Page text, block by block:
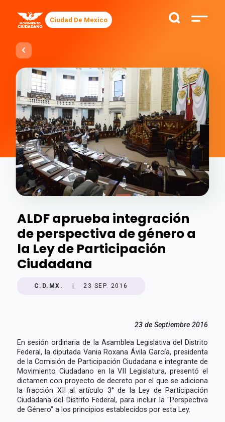
Ciudad De Mexico
ALDF aprueba integración
de perspectiva de género a
la Ley de Participación
Ciudadana
C.D.MX. 23 SEP. 2016
23 de Septiembre 2016
En sesión ordinaria de la Asamblea Legislativa del Distrito
Federal, la diputada Vania Roxana Ávila García, presidenta
de la Comisión de Participación Ciudadana e integrante de
Movimiento Ciudadano en la VII Legislatura, presentó el
dictamen con proyecto de decreto por el que se adiciona
la fracción XII al artículo 3° de la Ley de Participación
Ciudadana del Distrito Federal, para incluir la "Perspectiva
de Género" a los principios establecidos por esta Ley.